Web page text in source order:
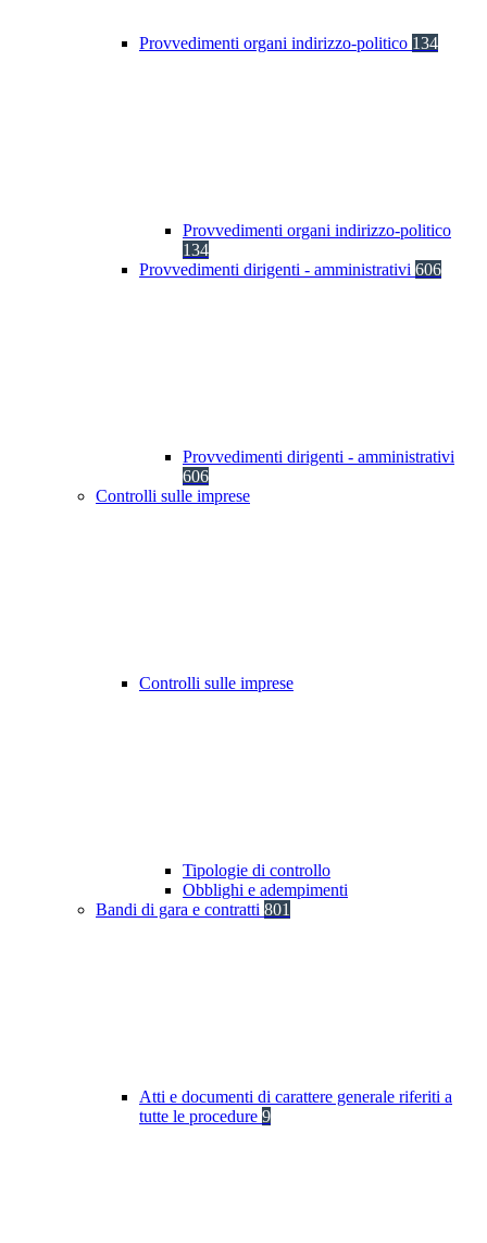
Provvedimenti organi indirizzo-politico 134
Provvedimenti organi indirizzo-politico
134
Provvedimenti dirigenti - amministrativi 606
Provvedimenti dirigenti - amministrativi
606
Controlli sulle imprese
Controlli sulle imprese
Tipologie di controllo
Obblighi e adempimenti
Bandi di gara e contratti 801
Atti e documenti di carattere generale riferiti a
tutte le procedure 9